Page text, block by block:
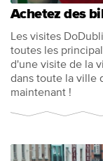
Achetez des
Les visites
toutes les
d'une visite de la
dans toute la ville
maintenant !